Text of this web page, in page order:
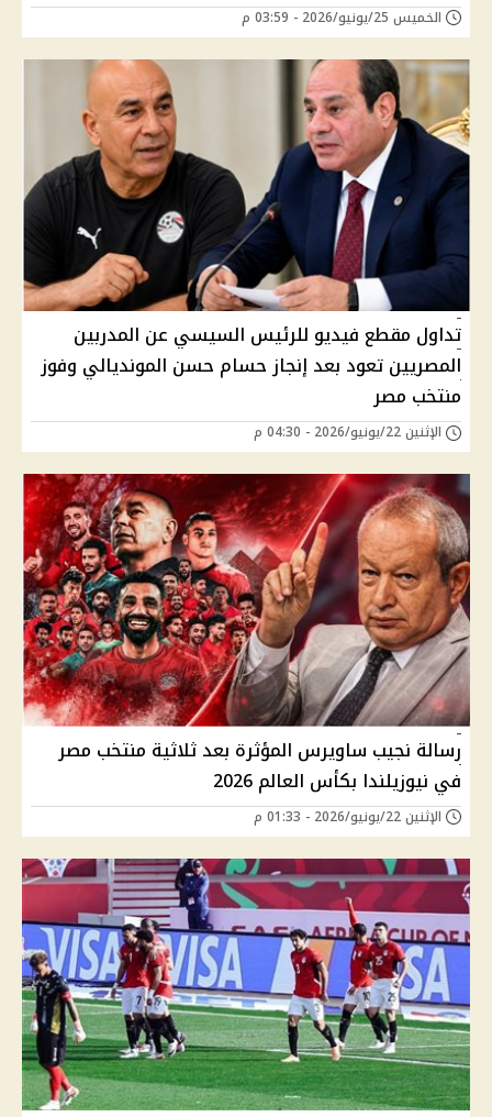
الخميس 25/يونيو/2026 - 03:59 م
تداول مقطع فيديو للرئيس السيسي عن المدربين
المصريين تعود بعد إنجاز حسام حسن المونديالي وفوز
منتخب مصر
الإثنين 22/يونيو/2026 - 04:30 م
رسالة نجيب ساويرس المؤثرة بعد ثلاثية منتخب مصر
في نيوزيلندا بكأس العالم 2026
الإثنين 22/يونيو/2026 - 01:33 م